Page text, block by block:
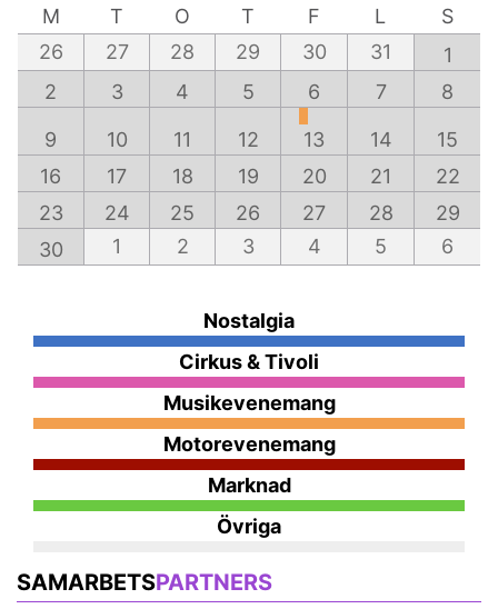
M
T O T F L
S
26
27 28 29 30 31
1
2
3 4 5 6 7 8
9 10 11 12 13 14
15
16
17 18 19 20 21
22
23
24 25 26 27 28
29
30
1 2 3 4 5 6
Nostalgia
Cirkus & Tivoli
Musikevenemang
Motorevenemang
Marknad
Övriga
SAMARBETSPARTNERS